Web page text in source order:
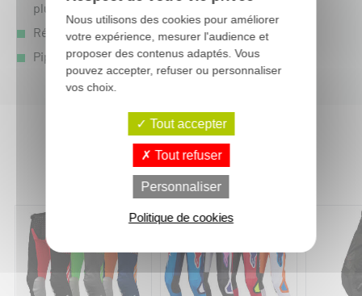
plus d'aisance
Réglage de la ceinture par boucle micrométrique
Pipings et surpiqûres de finition
Vous aimerez aussi :
-15%
Nous utilisons des cookies pour améliorer
votre expérience, mesurer l'audience et
proposer des contenus adaptés. Vous
pouvez accepter, refuser ou personnaliser
vos choix.
Tout accepter
Tout refuser
Personnaliser
Politique de cookies